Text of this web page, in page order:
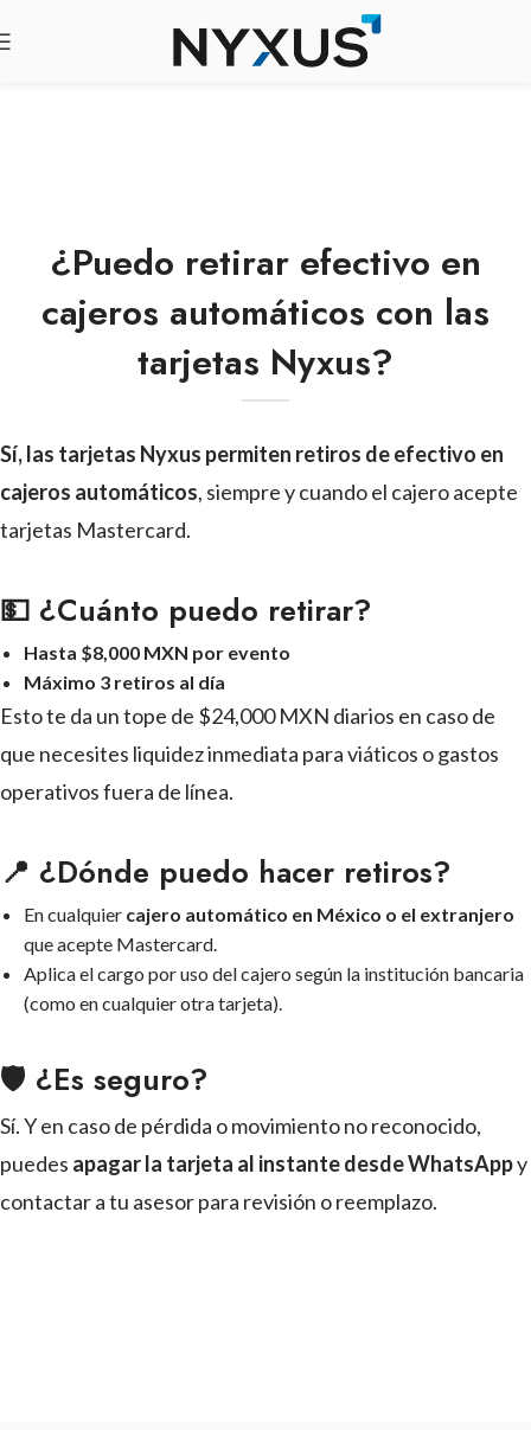
¿Puedo retirar efectivo en
cajeros automáticos con las
tarjetas Nyxus?
Sí, las tarjetas Nyxus permiten retiros de efectivo en
cajeros automáticos, siempre y cuando el cajero acepte
tarjetas Mastercard.
💵 ¿Cuánto puedo retirar?
Hasta $8,000 MXN por evento
Máximo 3 retiros al día
Esto te da un tope de $24,000 MXN diarios en caso de
que necesites liquidez inmediata para viáticos o gastos
operativos fuera de línea.
📍 ¿Dónde puedo hacer retiros?
En cualquier cajero automático en México o el extranjero
que acepte Mastercard.
Aplica el cargo por uso del cajero según la institución bancaria
(como en cualquier otra tarjeta).
🛡 ¿Es seguro?
Sí. Y en caso de pérdida o movimiento no reconocido,
puedes apagar la tarjeta al instante desde WhatsAppy
contactar a tu asesor para revisión o reemplazo.